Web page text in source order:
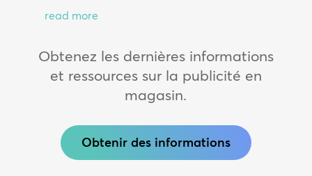
read more
Obtenez les dernières informations
et ressources sur la publicité en
magasin.
Obtenir des informations